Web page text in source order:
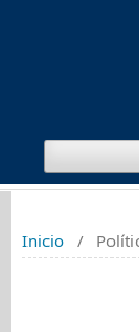
Inicio /